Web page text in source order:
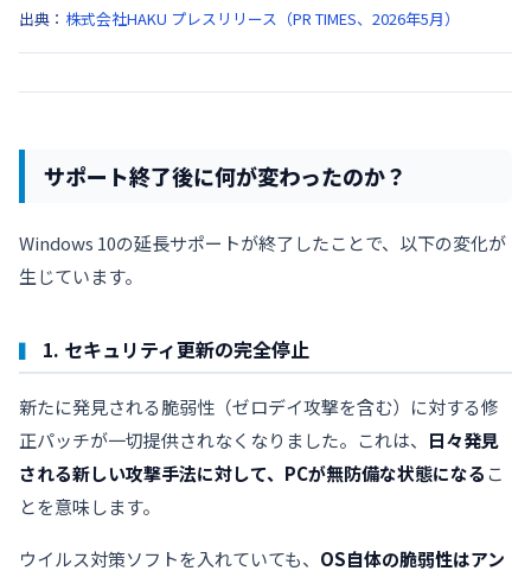
出典： 株式会社HAKU プレスリリース（PR TIMES、2026年5月）
サポート終了後に何が変わったのか？
Windows 10の延長サポートが終了したことで、以下の変化が
生じています。
1. セキュリティ更新の完全停止
新たに発見される脆弱性（ゼロデイ攻撃を含む）に対する修
正パッチが一切提供されなくなりました。これは、 日々発見
される新しい攻撃手法に対して、PCが無防備な状態になるこ
とを意味します。
ウイルス対策ソフトを入れていても、 OS自体の脆弱性はアン